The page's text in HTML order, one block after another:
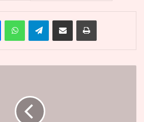
MessengerWhatsAppTelegramPartager par email Imprimer